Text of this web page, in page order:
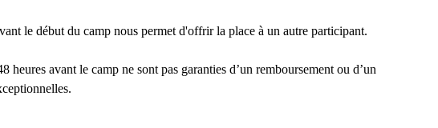
le début du camp nous permet d'offrir la place à un autre participant.
heures avant le camp ne sont pas garanties d’un remboursement ou d’un